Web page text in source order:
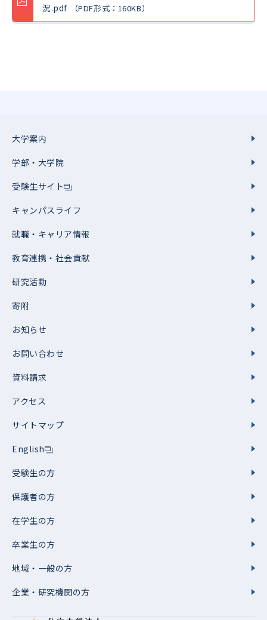
況.pdf
（PDF形式：160KB）
大学案内
学部・大学院
受験生サイト
キャンパスライフ
就職・キャリア情報
教育連携・社会貢献
研究活動
寄附
お知らせ
お問い合わせ
資料請求
アクセス
サイトマップ
English
受験生の方
保護者の方
在学生の方
卒業生の方
地域・一般の方
企業・研究機関の方